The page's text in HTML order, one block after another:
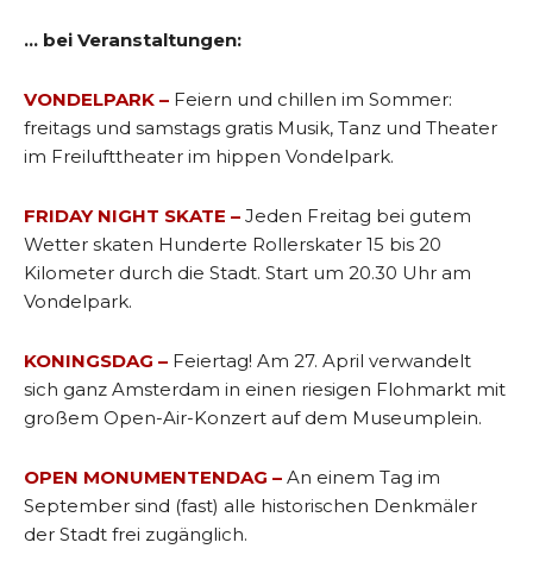
… bei Veranstaltungen:
VONDELPARK – Feiern und chillen im Sommer:
freitags und samstags gratis Musik, Tanz und Theater
im Freilufttheater im hippen Vondelpark.
FRIDAY NIGHT SKATE – Jeden Freitag bei gutem
Wetter skaten Hunderte Rollerskater 15 bis 20
Kilometer durch die Stadt. Start um 20.30 Uhr am
Vondelpark.
KONINGSDAG – Feiertag! Am 27. April verwandelt
sich ganz Amsterdam in einen riesigen Flohmarkt mit
großem Open-Air-Konzert auf dem Museumplein.
OPEN MONUMENTENDAG – An einem Tag im
September sind (fast) alle historischen Denkmäler
der Stadt frei zugänglich.